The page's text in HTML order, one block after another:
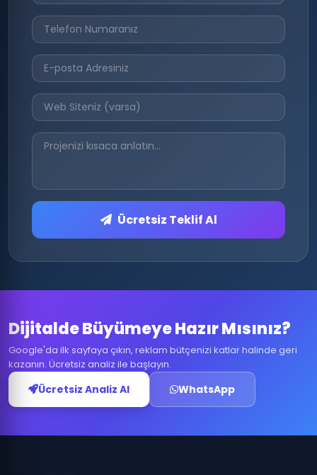
Ücretsiz Teklif Al
Dijitalde Büyümeye Hazır Mısınız?
Google'da ilk sayfaya çıkın, reklam bütçenizi katlar halinde geri
kazanın. Ücretsiz analiz ile başlayın.
Ücretsiz Analiz Al WhatsApp